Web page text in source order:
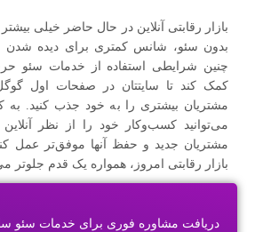
بازار رقابتی آنلاین در حال حاضر خیلی
بدون سئو، شانس کمتری برای دیده شدن
چنین شرایطی استفاده از خدمات سئو
کمک کند تا سایتتان در صفحات اول
مشتریان بیشتری را به خود جذب کنید. به
می‌توانید کسب‌وکار خود را از نظر
مشتریان جدید و حفظ آنها موفق‌تر عمل
بازار رقابتی امروز، همواره یک قدم جلوتر
دریافت مشاوره فوری برای خدمات سئو